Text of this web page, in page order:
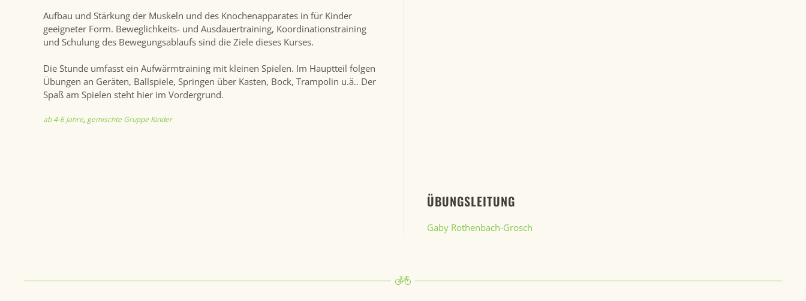
Aufbau und Stärkung der Muskeln und des Knochenapparates in für Kinder
geeigneter Form. Beweglichkeits- und Ausdauertraining, Koordinationstraining
und Schulung des Bewegungsablaufs sind die Ziele dieses Kurses.
Die Stunde umfasst ein Aufwärmtraining mit kleinen Spielen. Im Hauptteil folgen
Übungen an Geräten, Ballspiele, Springen über Kasten, Bock, Trampolin u.ä.. Der
Spaß am Spielen steht hier im Vordergrund.
ab 4-6 Jahre, gemischte Gruppe Kinder
ÜBUNGSLEITUNG
Gaby Rothenbach-Grosch